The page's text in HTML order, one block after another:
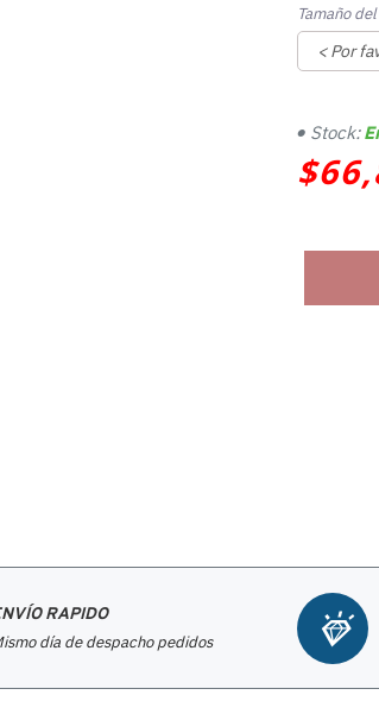
Stock:
Tamaño
RAPIDO
día de despacho pedidos